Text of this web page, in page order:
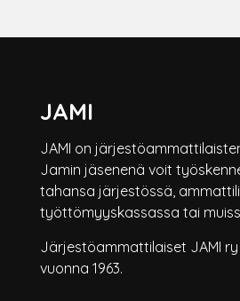
JAMI
JAMI on
Jamin jäsenenä voit
tahansa järjestössä,
työttömyyskassassa tai
Järjestöammattilaiset JAMI
vuonna 1963.